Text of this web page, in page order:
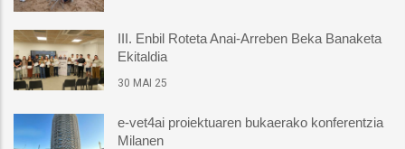
III. Enbil Roteta Anai-Arreben Beka Banaketa
Ekitaldia
30 MAI 25
e-vet4ai proiektuaren bukaerako konferentzia
Milanen